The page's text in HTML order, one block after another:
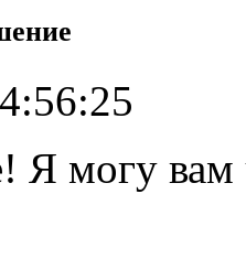
Я могу